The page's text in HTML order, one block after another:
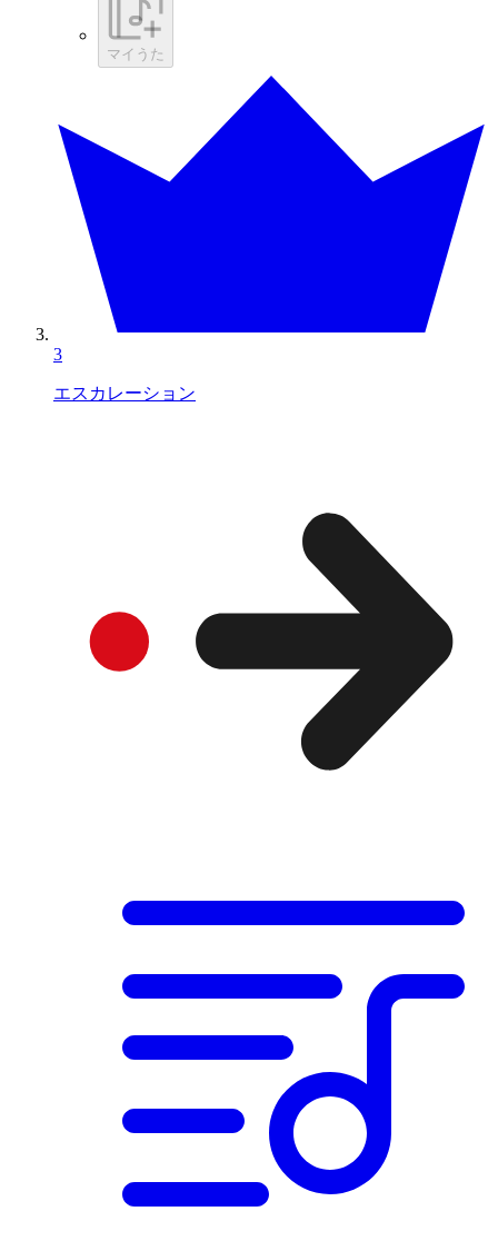
マイうた
3
エスカレーション